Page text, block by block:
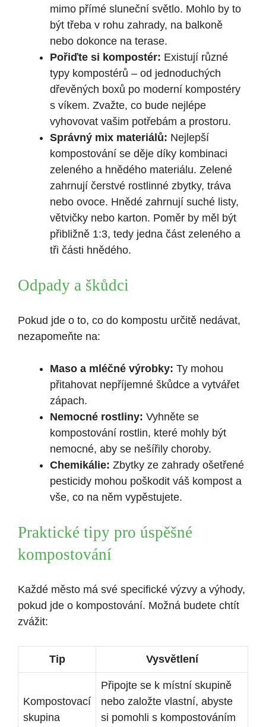
mimo⁣ přímé sluneční světlo. Mohlo by to
‌být třeba v rohu zahrady, na balkoně
nebo dokonce ⁣na terase.
Pořiďte si kompostér: Existují různé⁢
typy kompostérů – od jednoduchých
dřevěných boxů po moderní ⁢kompostéry
s víkem.​ Zvažte, co bude nejlépe
vyhovovat vašim ‌potřebám a prostoru.
Správný mix materiálů: ⁤Nejlepší
kompostování se⁢ děje díky kombinaci
zeleného a hnědého materiálu. ​Zelené
zahrnují čerstvé rostlinné zbytky, tráva
nebo ovoce. Hnědé zahrnují suché ⁤listy,
větvičky ⁣nebo karton. Poměr by měl být
přibližně 1:3, tedy jedna část zeleného a
tři části hnědého.
Odpady a škůdci
Pokud jde o to, co do kompostu určitě nedávat,
nezapomeňte na:
Maso a mléčné výrobky: Ty mohou
přitahovat nepříjemné škůdce a vytvářet
zápach.
Nemocné rostliny: Vyhněte se
kompostování rostlin, které mohly být
nemocné, aby se nešířily choroby.
Chemikálie: Zbytky ze zahrady ošetřené
pesticidy mohou poškodit váš kompost a
vše, co na něm⁢ vypěstujete.
Praktické tipy pro ‍úspěšné
kompostování
Každé město má své specifické výzvy ⁢a výhody,
pokud jde o ​kompostování. Možná budete chtít
zvážit:
Tip Vysvětlení
Kompostovací
skupina
Připojte se k‍ místní skupině
nebo založte vlastní, abyste⁢
si‌ pomohli s kompostováním